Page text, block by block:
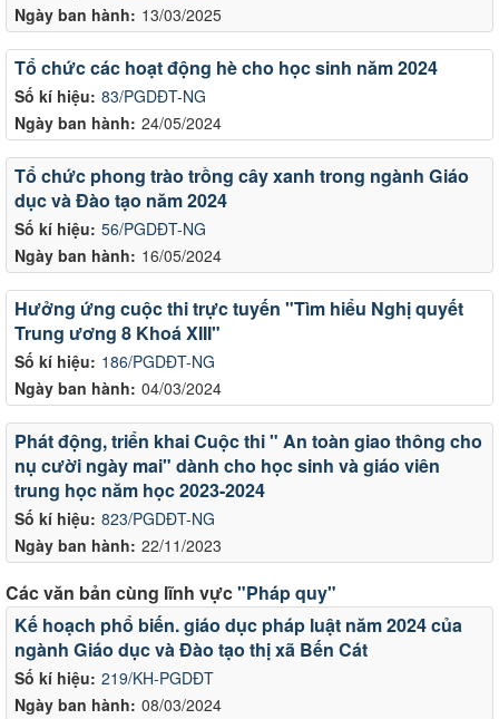
Ngày ban hành: 13/03/2025
Số kí hiệu: 83/PGDĐT-NG
Ngày ban hành: 24/05/2024
Tổ chức các hoạt động hè cho học sinh năm 2024
Số kí hiệu: 56/PGDĐT-NG
Ngày ban hành: 16/05/2024
Tổ chức phong trào trồng cây xanh trong ngành Giáo
dục và Đào tạo năm 2024
Số kí hiệu: 186/PGDĐT-NG
Ngày ban hành: 04/03/2024
Hưởng ứng cuộc thi trực tuyến "Tìm hiểu Nghị quyết
Trung ương 8 Khoá XIII"
Số kí hiệu: 823/PGDĐT-NG
Ngày ban hành: 22/11/2023
Phát động, triển khai Cuộc thi " An toàn giao thông cho
nụ cười ngày mai" dành cho học sinh và giáo viên
trung học năm học 2023-2024
Các văn bản cùng lĩnh vực"Pháp quy"
Số kí hiệu: 219/KH-PGDĐT
Ngày ban hành: 08/03/2024
Kế hoạch phổ biến. giáo dục pháp luật năm 2024 của
ngành Giáo dục và Đào tạo thị xã Bến Cát